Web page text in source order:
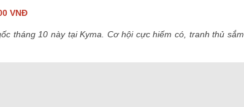
VNĐ
tháng 10 này tại Kyma. Cơ hội cực hiếm có, tranh thủ sắm